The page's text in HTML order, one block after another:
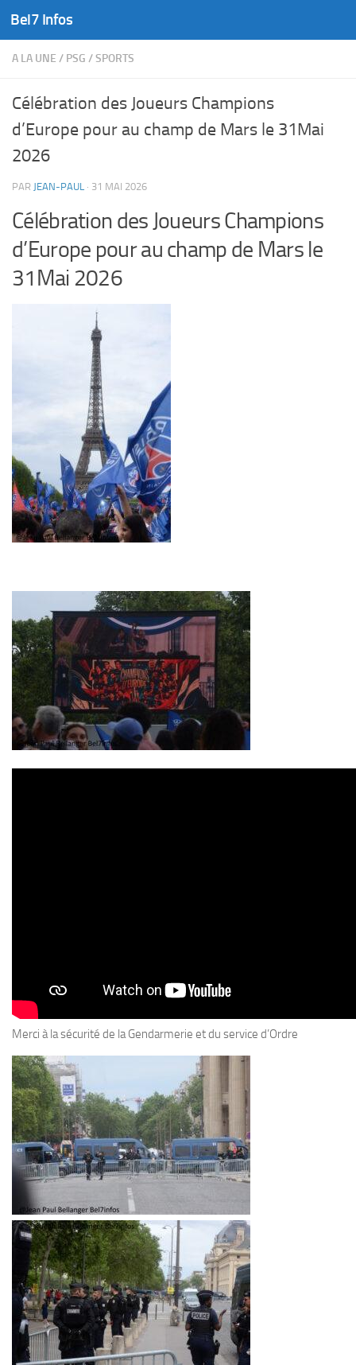
Skip to content
Bel7 Infos
A LA UNE / PSG /SPORTS
Célébration des Joueurs Champions
d’Europe pour au champ de Mars le 31Mai
2026
PAR JEAN-PAUL · 31 MAI 2026
Célébration des Joueurs Champions
d’Europe pour au champ de Mars le
31Mai 2026
Merci à la sécurité de la Gendarmerie et du service d’Ordre